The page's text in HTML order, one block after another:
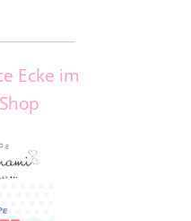
Ecke im